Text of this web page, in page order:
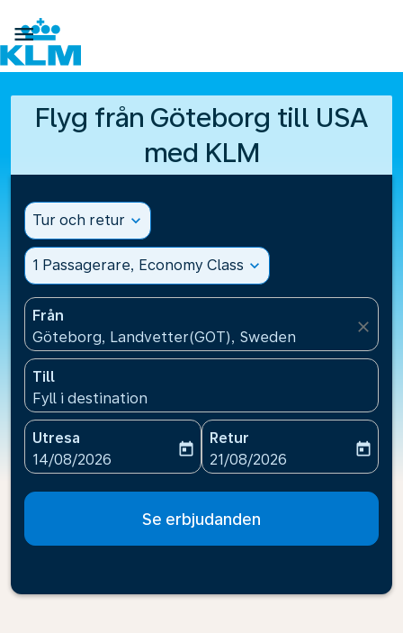

Flyg från Göteborg till USA
med KLM
Tur och retur expand_more
1 Passagerare, Economy Class expand_more
Från
Göteborg, Landvetter(GOT), Sweden
close
Till
Fyll i destination
Utresa
fc-booking-departure-date-aria-label
14/08/2026
today
Retur
fc-booking-return-date-
21/08/2026
today
Se erbjudanden